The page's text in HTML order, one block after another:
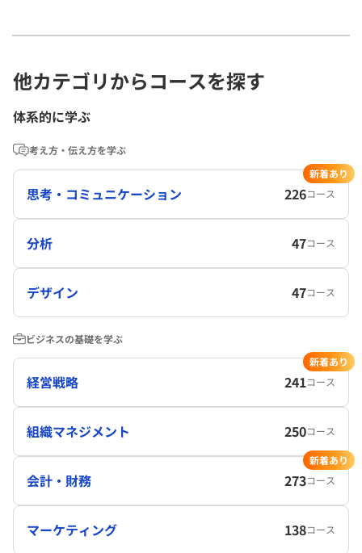
他カテゴリからコースを探す
体系的に学ぶ
考え方・伝え方を学ぶ
思考・コミュニケーション 226コース
新着あり
分析 47コース
デザイン 47コース
ビジネスの基礎を学ぶ
経営戦略 241コース
新着あり
組織マネジメント 250コース
会計・財務 273コース
新着あり
マーケティング 138コース